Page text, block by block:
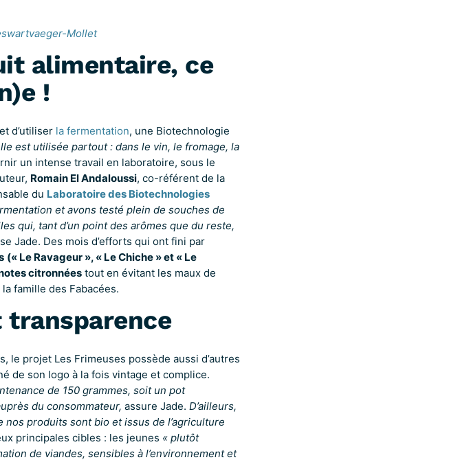
Mollet
alimentaire, ce
!
d’utiliser la fermentation, une Biotechnologie
est utilisée partout : dans le vin, le fromage, la
un intense travail en laboratoire, sous le
Romain El Andaloussi, co-référent de la
du Laboratoire des Biotechnologies
et avons testé plein de souches de
qui, tant d’un point des arômes que du reste,
Jade. Des mois d’efforts qui ont fini par
(« Le Ravageur », « Le Chiche » et « Le
citronnéestout en évitant les maux de
famille des Fabacées.
transparence
projet Les Frimeuses possède aussi d’autres
de son logo à la fois vintage et complice.
de 150 grammes, soit un pot
du consommateur, assure Jade. D’ailleurs,
produits sont bio et issus de l’agriculture
principales cibles : les jeunes « plutôt
de viandes, sensibles à l’environnement et